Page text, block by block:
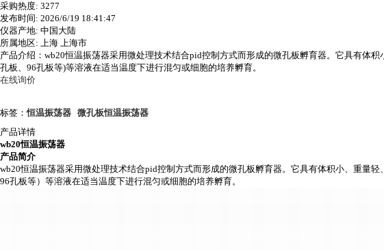
采购热度: 3277
发布时间: 2026/6/19 18:41:47
仪器产地: 中国大陆
所属地区: 上海 上海市
产品介绍：wb20恒温振荡器采用微处理技术结合pid控制方式而形成的微孔板孵育器。它具有体
孔板、96孔板等)等溶液在适当温度下进行混匀或细胞的培养孵育。
在线询价
标签：恒温振荡器 微孔板恒温振荡器
产品详情
wb20恒温振荡器
产品简介
wb20恒温振荡器采用微处理技术结合pid控制方式而形成的微孔板孵育器。它具有体积小、重量轻
96孔板等）等溶液在适当温度下进行混匀或细胞的培养孵育。